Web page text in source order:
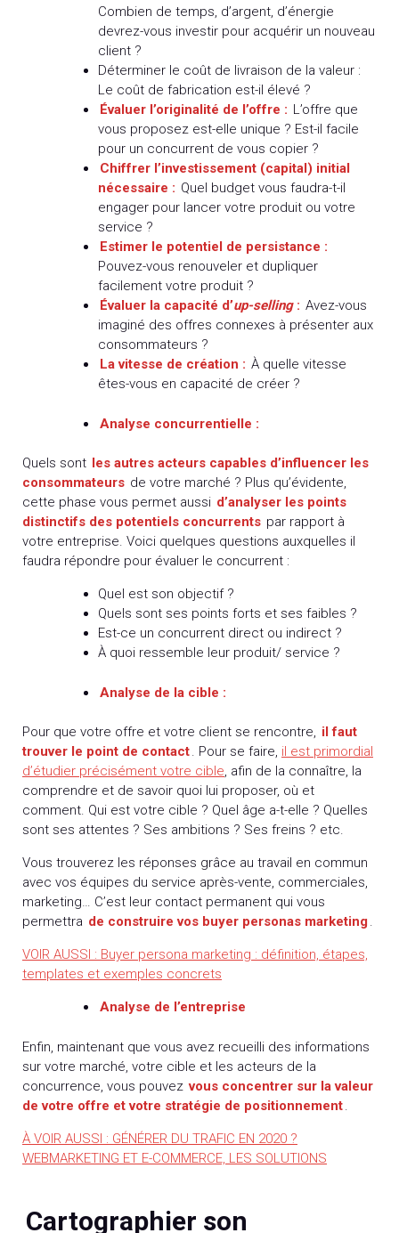
Combien de temps, d’argent, d’énergie
devrez-vous investir pour acquérir un nouveau
client ?
Déterminer le coût de livraison de la valeur :
Le coût de fabrication est-il élevé ?
Évaluer l’originalité de l’offre : L’offre que
vous proposez est-elle unique ? Est-il facile
pour un concurrent de vous copier ?
Chiffrer l’investissement (capital) initial
nécessaire : Quel budget vous faudra-t-il
engager pour lancer votre produit ou votre
service ?
Estimer le potentiel de persistance :
Pouvez-vous renouveler et dupliquer
facilement votre produit ?
Évaluer la capacité d’up-selling : Avez-vous
imaginé des offres connexes à présenter aux
consommateurs ?
La vitesse de création : À quelle vitesse
êtes-vous en capacité de créer ?
Analyse concurrentielle :
Quels sont les autres acteurs capables d’influencer les
consommateurs de votre marché ? Plus qu’évidente,
cette phase vous permet aussi d’analyser les points
distinctifs des potentiels concurrents par rapport à
votre entreprise. Voici quelques questions auxquelles il
faudra répondre pour évaluer le concurrent :
Quel est son objectif ?
Quels sont ses points forts et ses faibles ?
Est-ce un concurrent direct ou indirect ?
À quoi ressemble leur produit/ service ?
Analyse de la cible :
Pour que votre offre et votre client se rencontre, il faut
trouver le point de contact. Pour se faire, il est primordial
d’étudier précisément votre cible, afin de la connaître, la
comprendre et de savoir quoi lui proposer, où et
comment. Qui est votre cible ? Quel âge a-t-elle ? Quelles
sont ses attentes ? Ses ambitions ? Ses freins ? etc.
Vous trouverez les réponses grâce au travail en commun
avec vos équipes du service après-vente, commerciales,
marketing… C’est leur contact permanent qui vous
permettra de construire vos buyer personas marketing .
VOIR AUSSI : Buyer persona marketing : définition, étapes,
templates et exemples concrets
Analyse de l’entreprise
Enfin, maintenant que vous avez recueilli des informations
sur votre marché, votre cible et les acteurs de la
concurrence, vous pouvez vous concentrer sur la valeur
de votre offre et votre stratégie de positionnement.
À VOIR AUSSI : GÉNÉRER DU TRAFIC EN 2020 ?
WEBMARKETING ET E-COMMERCE, LES SOLUTIONS
Cartographier son